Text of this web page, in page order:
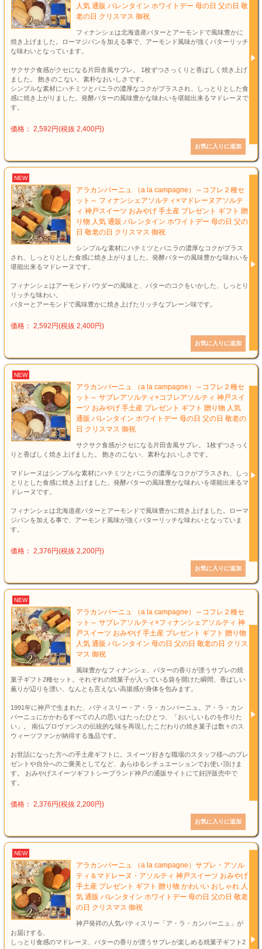
人気 通販 バレンタイン ホワイトデー 母の日 父の日 敬
老の日 クリスマス 御祝
フィナンシェは北海道産バターとアーモンドで風味豊かに
焼き上げました。ローマジパンを加える事で、アーモンド風味が強くバターリッチ
な味わいとなっています。
サクサク食感がクセになる片田舎風サブレ。 1枚ずつさっくりと香ばしく焼き上げ
ました。 飽きのこない、素朴なおいしさです。
シンプルな素材にハチミツとバニラの濃厚なコクがプラスされ、しっとりとした食
感に焼き上がりました。発酵バターの風味豊かな味わいを堪能出来るマドレーヌで
す。
価格： 2,592円(税抜 2,400円)
NEW
アラカンパーニュ （a la campagne）～コフレ２種セ
ット～ フィナンシェアソルティ×マドレーヌアソルテ
ィ 神戸スイーツ おみやげ 手土産 プレゼント ギフト 贈
り物 人気 通販 バレンタイン ホワイトデー 母の日 父の
日 敬老の日 クリスマス 御祝
シンプルな素材にハチミツとバニラの濃厚なコクがプラス
され、しっとりとした食感に焼き上がりました。発酵バターの風味豊かな味わいを
堪能出来るマドレーヌです。
フィナンシェはアーモンドパウダーの風味と、バターのコクをいかした、しっとり
リッチな味わい。
バターとアーモンドで風味豊かに焼き上げたリッチなプレーン味です。
価格： 2,592円(税抜 2,400円)
NEW
アラカンパーニュ （a la campagne）～コフレ２種セ
ット～ サブレアソルティ×コフレアソルティ 神戸スイ
ーツ おみやげ 手土産 プレゼント ギフト 贈り物 人気
通販 バレンタイン ホワイトデー 母の日 父の日 敬老の
日 クリスマス 御祝
サクサク食感がクセになる片田舎風サブレ。 1枚ずつさっく
りと香ばしく焼き上げました。 飽きのこない、素朴なおいしさです。
マドレーヌはシンプルな素材にハチミツとバニラの濃厚なコクがプラスされ、しっ
とりとした食感に焼き上げました。発酵バターの風味豊かな味わいを堪能出来るマ
ドレーヌです。
フィナンシェは北海道産バターとアーモンドで風味豊かに焼き上げました。ローマ
ジパンを加える事で、アーモンド風味が強くバターリッチな味わいとなっていま
す。
価格： 2,376円(税抜 2,200円)
NEW
アラカンパーニュ （a la campagne）～コフレ２種セ
ット～ サブレアソルティ×フィナンシェアソルティ 神
戸スイーツ おみやげ 手土産 プレゼント ギフト 贈り物
人気 通販 バレンタイン 母の日 父の日 敬老の日 クリス
マス 御祝
風味豊かなフィナンシェ、バターの香りが漂うサブレの焼
菓子ギフト2種セット。それぞれの焼菓子が入っている袋を開けた瞬間、香ばしい
薫りが辺りを漂い、なんとも言えない高揚感が身体を包みます。
1991年に神戸で生まれた、パティスリー・ア・ラ・カンパーニュ。ア・ラ・カン
パーニュにかかわるすべての人の思いはたったひとつ、「おいしいものを作りた
い」。 南仏プロヴァンスの伝統的な味を再現したこだわりの焼き菓子は数々のス
ウィーツファンが納得する逸品です。
お世話になった方への手土産ギフトに。スイーツ好きな職場のスタッフ様へのプレ
ゼントや自分へのご褒美としてなど、あらゆるシチュエーションでお使い頂けま
す。 おみやげスイーツギフトシーブランド神戸の通販サイトにて好評販売中で
す。
価格： 2,376円(税抜 2,200円)
NEW
アラカンパーニュ （a la campagne）サブレ・アソル
ティ＆マドレーヌ・アソルティ 神戸スイーツ おみやげ
手土産 プレゼント ギフト 贈り物 かわいい おしゃれ 人
気 通販 バレンタイン ホワイトデー 母の日 父の日 敬老
の日 クリスマス 御祝
神戸発祥の人気パティスリー「ア・ラ・カンパーニュ」が
お届けする、
しっとり食感のマドレーヌ、バターの香りが漂うサブレが楽しめる焼菓子ギフト2